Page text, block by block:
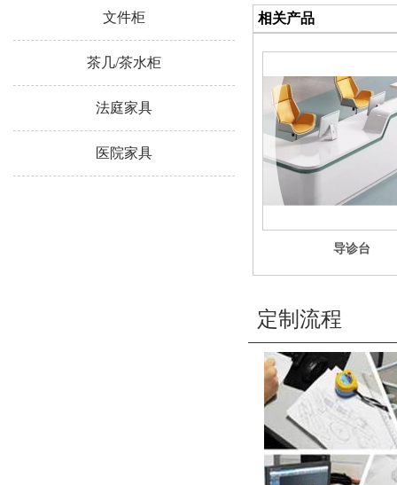
文件柜
茶几/茶水柜
法庭家具
医院家具
相关产品
导诊台
定制流程